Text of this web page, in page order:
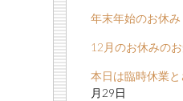
年末年始のお休み
12月のお休みの
本日は臨時休業
月29日